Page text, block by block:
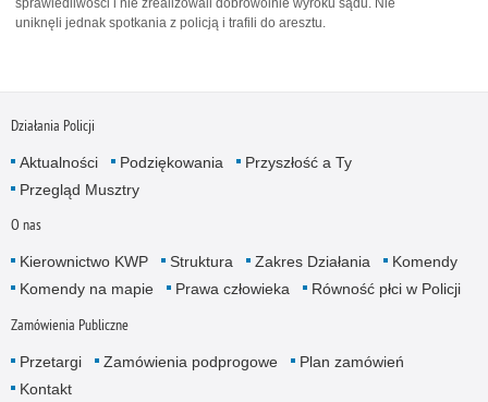
uniknęli jednak spotkania z policją i trafili do aresztu.
Działania Policji
Aktualności Podziękowania
Przyszłość a Ty
Przegląd Musztry
O nas
Kierownictwo KWP Struktura Zakres Działania
Komendy
Komendy na mapie
Prawa człowieka Równość płci w Policji
Zamówienia Publiczne
Przetargi Zamówienia podprogowe
Plan zamówień
Kontakt